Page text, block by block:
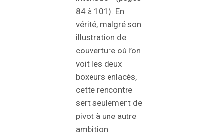
84 à 101). En
vérité, malgré son
illustration de
couverture où l’on
voit les deux
boxeurs enlacés,
cette rencontre
sert seulement de
pivot à une autre
ambition